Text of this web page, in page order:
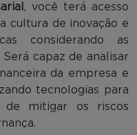
, você terá acesso
cultura de inovação e
considerando as
Será capaz de analisar
da empresa e
tecnologias para
de mitigar os riscos